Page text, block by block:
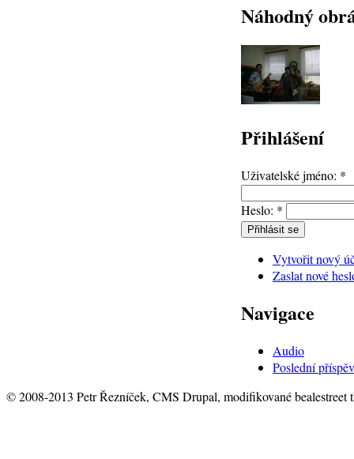
Náhodný
Přihlášení
Uživatelské jméno: *
Heslo: *
Vytvořit nový
Zaslat nové
Navigace
Audio
Poslední
© 2008-2013 Petr Řezníček, CMS Drupal, modifikované bealestreet